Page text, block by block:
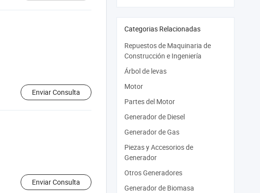
Enviar Consulta
Enviar Consulta
Categorias Relacionadas
Repuestos de Maquinaria de
Construcción e Ingeniería
Árbol de levas
Motor
Partes del Motor
Generador de Diesel
Generador de Gas
Piezas y Accesorios de
Generador
Otros Generadores
Generador de Biomasa